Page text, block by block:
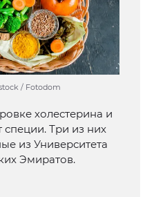
/ Fotodom
холестерина и
специи. Три из них
из Университета
Эмиратов.